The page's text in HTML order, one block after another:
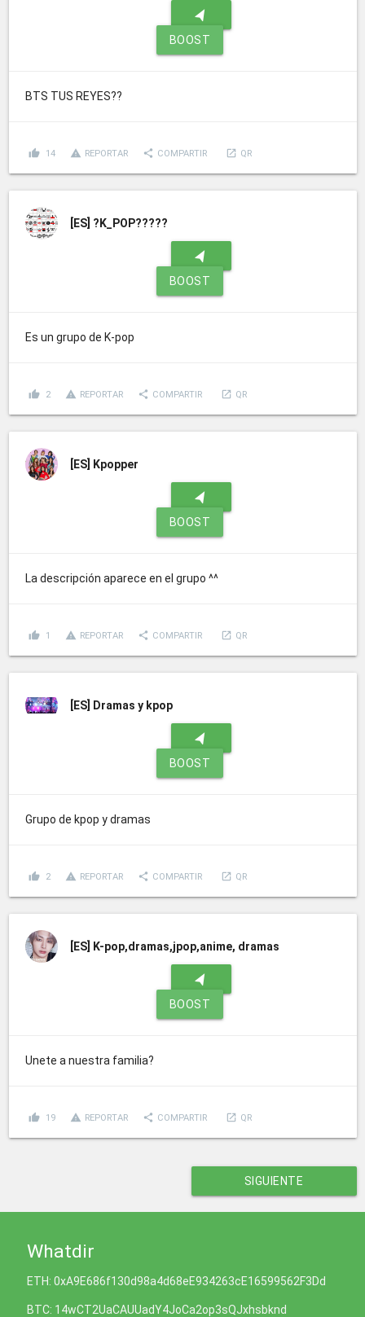
navigation
BOOST
BTS TUS REYES??
thumb_up 14 report_problem REPORTAR share COMPARTIR launch QR
[ES] ?K_POP?????
navigation
BOOST
Es un grupo de K-pop
thumb_up 2 report_problem REPORTAR share COMPARTIR launch QR
[ES] Kpopper
navigation
BOOST
La descripción aparece en el grupo ^^
thumb_up 1 report_problem REPORTAR share COMPARTIR launch QR
[ES] Dramas y kpop
navigation
BOOST
Grupo de kpop y dramas
thumb_up 2 report_problem REPORTAR share COMPARTIR launch QR
[ES] K-pop,dramas,jpop,anime, dramas
navigation
BOOST
Unete a nuestra familia?
thumb_up 19 report_problem REPORTAR share COMPARTIR launch QR
SIGUIENTE
Whatdir
ETH: 0xA9E686f130d98a4d68eE934263cE16599562F3Dd
BTC: 14wCT2UaCAUUadY4JoCa2op3sQJxhsbknd